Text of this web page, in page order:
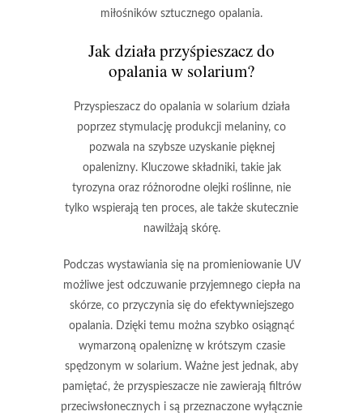
miłośników sztucznego opalania.
Jak działa przyśpieszacz do
opalania w solarium?
Przyspieszacz do opalania w solarium działa
poprzez stymulację produkcji melaniny, co
pozwala na szybsze uzyskanie pięknej
opalenizny. Kluczowe składniki, takie jak
tyrozyna oraz różnorodne olejki roślinne, nie
tylko wspierają ten proces, ale także skutecznie
nawilżają skórę.
Podczas wystawiania się na promieniowanie UV
możliwe jest odczuwanie przyjemnego ciepła na
skórze, co przyczynia się do efektywniejszego
opalania. Dzięki temu można szybko osiągnąć
wymarzoną opaleniznę w krótszym czasie
spędzonym w solarium. Ważne jest jednak, aby
pamiętać, że przyspieszacze nie zawierają filtrów
przeciwsłonecznych i są przeznaczone wyłącznie